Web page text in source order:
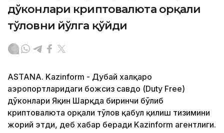
дўконлари криптовалюта орқали
тўловни йўлга қўйди
ASTANA. Kazinform - Дубай халқаро
аэропортларидаги божсиз савдо (Duty Free)
дўконлари Яқин Шарқда биринчи бўлиб
криптовалюта орқали тўлов қабул қилиш тизимини
жорий этди, деб хабар беради Kazinform агентлиги.